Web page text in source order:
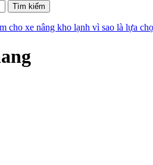
cho xe nâng kho lạnh vì sao là lựa